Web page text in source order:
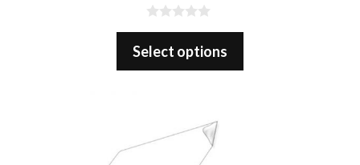
0
u
Select options